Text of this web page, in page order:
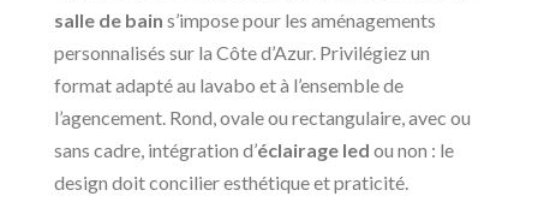
salle de bain s’impose pour les aménagements
personnalisés sur la Côte d’Azur. Privilégiez un
format adapté au lavabo et à l’ensemble de
l’agencement. Rond, ovale ou rectangulaire, avec ou
sans cadre, intégration d’éclairage led ou non : le
design doit concilier esthétique et praticité.